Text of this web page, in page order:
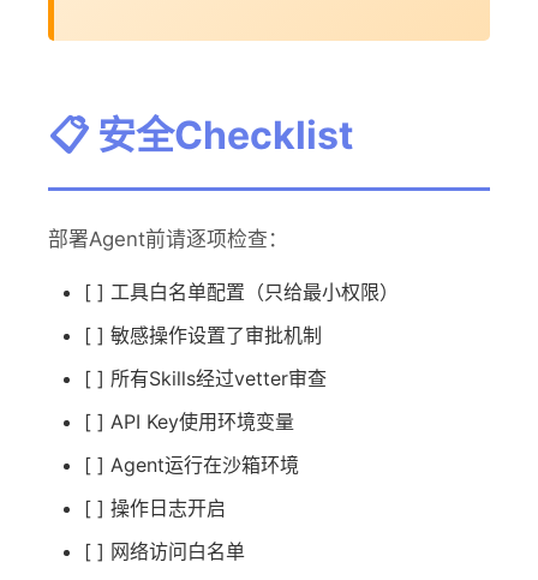
📋 安全Checklist
部署Agent前请逐项检查：
[ ] 工具白名单配置（只给最小权限）
[ ] 敏感操作设置了审批机制
[ ] 所有Skills经过vetter审查
[ ] API Key使用环境变量
[ ] Agent运行在沙箱环境
[ ] 操作日志开启
[ ] 网络访问白名单